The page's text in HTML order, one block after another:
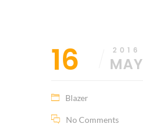
2017
16 2016
MAY
Blazer
No Comments